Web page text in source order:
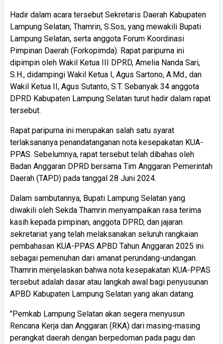
Hadir dalam acara tersebut Sekretaris Daerah Kabupaten
Lampung Selatan, Thamrin, S.Sos, yang mewakili Bupati
Lampung Selatan, serta anggota Forum Koordinasi
Pimpinan Daerah (Forkopimda). Rapat paripurna ini
dipimpin oleh Wakil Ketua III DPRD, Amelia Nanda Sari,
S.H., didampingi Wakil Ketua I, Agus Sartono, A.Md., dan
Wakil Ketua II, Agus Sutanto, S.T. Sebanyak 34 anggota
DPRD Kabupaten Lampung Selatan turut hadir dalam rapat
tersebut.
Rapat paripurna ini merupakan salah satu syarat
terlaksananya penandatanganan nota kesepakatan KUA-
PPAS. Sebelumnya, rapat tersebut telah dibahas oleh
Badan Anggaran DPRD bersama Tim Anggaran Pemerintah
Daerah (TAPD) pada tanggal 28 Juni 2024.
Dalam sambutannya, Bupati Lampung Selatan yang
diwakili oleh Sekda Thamrin menyampaikan rasa terima
kasih kepada pimpinan, anggota DPRD, dan jajaran
sekretariat yang telah melaksanakan seluruh rangkaian
pembahasan KUA-PPAS APBD Tahun Anggaran 2025 ini
sebagai pemenuhan dari amanat perundang-undangan.
Thamrin menjelaskan bahwa nota kesepakatan KUA-PPAS
tersebut adalah dasar atau langkah awal bagi penyusunan
APBD Kabupaten Lampung Selatan yang akan datang.
"Pemkab Lampung Selatan akan segera menyusun
Rencana Kerja dan Anggaran (RKA) dari masing-masing
perangkat daerah dengan berpedoman pada pagu dan